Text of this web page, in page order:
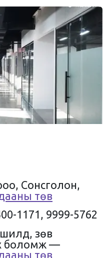
Сонсголон,
төв
1171, 9999-5762
зөв
боломж —
төв